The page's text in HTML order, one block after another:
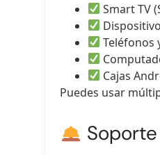
Smart TV
Teléfonos
Cajas
Puedes usar